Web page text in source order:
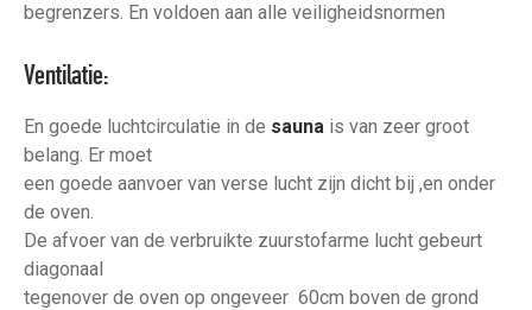
begrenzers. En voldoen aan alle veiligheidsnormen
Ventilatie:
En goede luchtcirculatie in de sauna is van zeer groot
belang. Er moet
een goede aanvoer van verse lucht zijn dicht bij ,en onder
de oven.
De afvoer van de verbruikte zuurstofarme lucht gebeurt
diagonaal
tegenover de oven op ongeveer 60cm boven de grond